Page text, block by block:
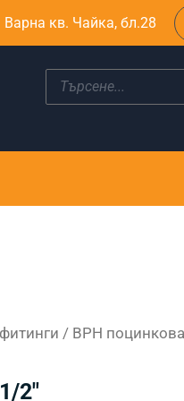
Варна кв. Чайка, бл.28
Products
search
/ ВРН
2″